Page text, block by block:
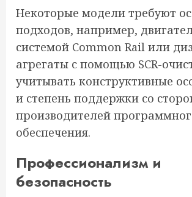
Некоторые модели требуют
подходов, например,
системой Common Rail или
агрегаты с помощью SCR-
учитывать конструктивные
и степень поддержки со
производителей
обеспечения.
Профессионализм и
безопасность